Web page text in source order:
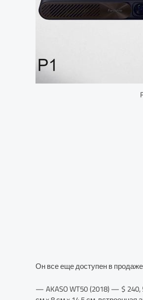
Он все еще доступен в
— AKASO WT50 (2018) — $ 240,